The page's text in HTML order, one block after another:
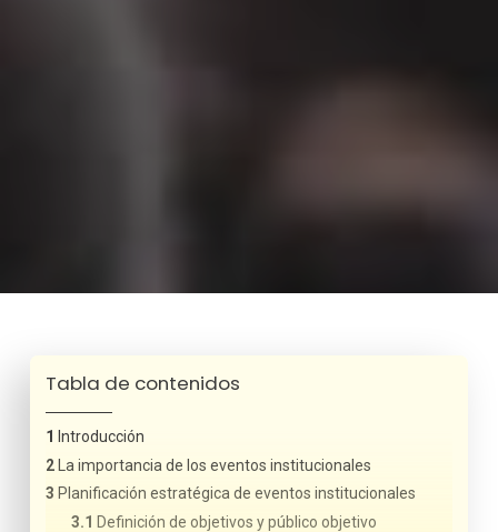
Tabla de contenidos
Introducción
La importancia de los eventos institucionales
Planificación estratégica de eventos institucionales
Definición de objetivos y público objetivo